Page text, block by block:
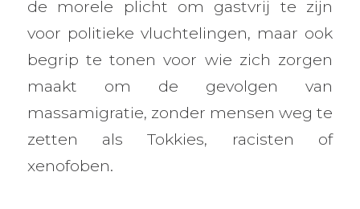
de morele plicht om gastvrij te zijn
voor politieke vluchtelingen, maar ook
begrip te tonen voor wie zich zorgen
maakt om de gevolgen van
massamigratie, zonder mensen weg te
zetten als Tokkies, racisten of
xenofoben.